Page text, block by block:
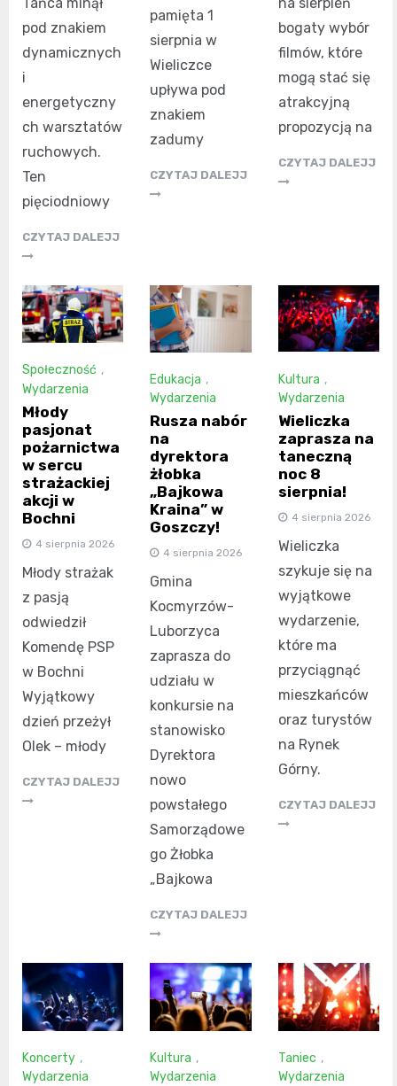
pod znakiem
dynamicznych
i
energetyczny
ch warsztatów
ruchowych.
Ten
pięciodniowy
CZYTAJ DALEJJ
pamięta 1
sierpnia w
Wieliczce
upływa pod
znakiem
zadumy
CZYTAJ DALEJJ
bogaty wybór
filmów, które
mogą stać się
atrakcyjną
propozycją na
CZYTAJ DALEJJ
Społeczność ,
Wydarzenia
Młody
pasjonat
pożarnictwa
w sercu
strażackiej
akcji w
Bochni
4 sierpnia 2026
Młody strażak
z pasją
odwiedził
Komendę PSP
w Bochni
Wyjątkowy
dzień przeżył
Olek – młody
CZYTAJ DALEJJ
Edukacja ,
Wydarzenia
Rusza nabór
na
dyrektora
żłobka
„Bajkowa
Kraina” w
Goszczy!
4 sierpnia 2026
Gmina
Kocmyrzów-
Luborzyca
zaprasza do
udziału w
konkursie na
stanowisko
Dyrektora
nowo
powstałego
Samorządowe
go Żłobka
„Bajkowa
CZYTAJ DALEJJ
Kultura ,
Wydarzenia
Wieliczka
zaprasza na
taneczną
noc 8
sierpnia!
4 sierpnia 2026
Wieliczka
szykuje się na
wyjątkowe
wydarzenie,
które ma
przyciągnąć
mieszkańców
oraz turystów
na Rynek
Górny.
CZYTAJ DALEJJ
Koncerty ,
Wydarzenia
Kultura ,
Wydarzenia
Taniec ,
Wydarzenia